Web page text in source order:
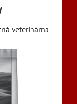
veterinárna